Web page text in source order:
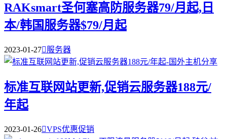
RAKsmart圣何塞高防服务器79/月起,日
本/韩国服务器$79/月起
2023-01-27服务器
标准互联网站更新,促销云服务器188元/
年起
2023-01-26VPS优惠促销